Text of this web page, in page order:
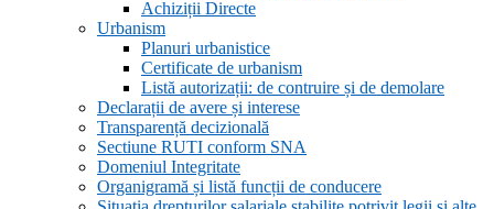
Achiziții Directe
Urbanism
Planuri urbanistice
Certificate de urbanism
Listă autorizații: de contruire și de demolare
Declarații de avere și interese
Transparență decizională
Sectiune RUTI conform SNA
Domeniul Integritate
Organigramă și listă funcții de conducere